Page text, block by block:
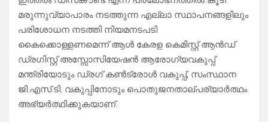
മരുന്നുവ്യാപാരം നടത്തുന്ന എല്ലാ സ്ഥാപനങ്ങളിലും
പരിശോധന നടത്തി നിയമനടപടി
കൈക്കൊള്ളണമെന്ന് ആൾ കേരള കെമിസ്റ്റ് ആൻഡ്
ഡ്രഗിസ്റ്റ് അസ്സോസിയേഷൻ ആരോഗ്യവകുപ്പ്
മന്ത്രിയോടും ഡ്രഗ് കൺട്രോൾ വകുപ്പ്, സംസ്ഥാന
ജി.എസ്.ടി. വകുപ്പിനോടും പൊതുജനതാല്പര്യാര്‍ത്ഥം
അഭ്യര്‍ത്ഥിക്കുകയാണ്.